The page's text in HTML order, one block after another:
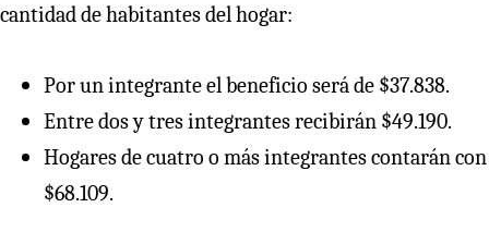
cantidad de habitantes del hogar:
Por un integrante el beneficio será de $37.838.
Entre dos y tres integrantes recibirán $49.190.
Hogares de cuatro o más integrantes contarán con
$68.109.